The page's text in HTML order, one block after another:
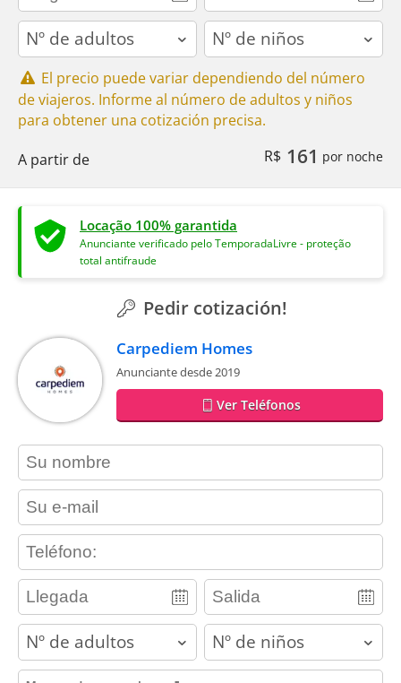
adults children
El precio puede variar dependiendo del número
de viajeros. Informe al número de adultos y niños
para obtener una cotización precisa.
A partir de
R$ 161 por noche
Locação 100% garantida
Anunciante verificado pelo TemporadaLivre - proteção
total antifraude
Pedir cotización!
Carpediem Homes
Anunciante desde 2019
Ver Teléfonos
contact_name
contact_email
contact_phone
adults children
contact_message